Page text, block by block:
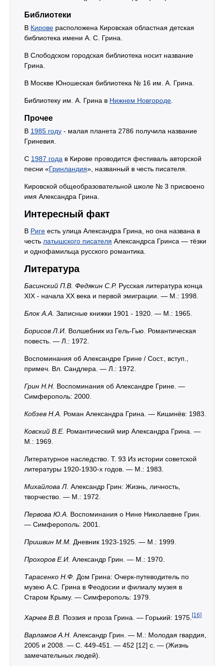
Библиотеки
В Кирове расположена Кировская областная детская
библиотека имени А. С. Грина.
В Слободском городская библиотека носит название
Грина.
В Москве Юношеская библиотека № 16 им. А. Грина.
Библиотеку им. А. Грина в Нижнем Новгороде
Прочее
В 1985 году - малая планета 2786 получила название
Гриневия.
С 1987 года в Кирове проводится фестиваль авторской
песни «Гринландия», названный в честь писателя.
Кировской общеобразовательной школе № 3 присвоено
имя Александра Грина.
Интересный факт
В Риге есть улица Александра Грина, но она названа в
честь латышского писателя Александрса Гринса — тёзки
и однофамильца русского романтика.
Литература
Басинский П.В. Федякин С.Р. Русская литература конца
XIX - начала XX века и первой эмиграции. — М.: 1998.
Блок А.А. Записные книжки 1901 - 1920. — М.: 1965.
Борисов Л.И. Волшебник из Гель-Гью. Романтическая
повесть. — Л.: 1972.
Воспоминания об Александре Грине / Сост., вступ.,
примеч. Вл. Сандлера. — Л.: 1972.
Грин Н.Н. Воспоминания об Александре Грине. —
Симферополь: 2000.
Кобзев Н.А. Роман Александра Грина. — Кишинёв: 1983.
Ковский В.Е. Романтический мир Александра Грина. —
М.: 1969.
Литературное наследство. Т. 93 Из истории советской
литературы 1920-1930-х годов. — М.: 1983.
Михайлова Л. Александр Грин: Жизнь, личность,
творчество. — М.: 1972.
Первова Ю.А. Воспоминания о Нине Николаевне Грин.
— Симферополь: 2001.
Пришвин М.М. Дневник 1923-1925. — М.: 1999.
Прохоров Е.И. Александр Грин. — М.: 1970.
Тарасенко Н.Ф. Дом Грина: Очерк-путеводитель по
музею А.С. Грина в Феодосии и филиалу музея в
Старом Крыму. — Симферополь: 1979.
Харчев В.В. Поэзия и проза Грина. — Горький: 1975. [16]
Варламов А.Н. Александр Грин. — М.: Молодая гвардия,
2005 и 2008. — С. 449-451. — 452 [12] с. — (Жизнь
замечательных людей).